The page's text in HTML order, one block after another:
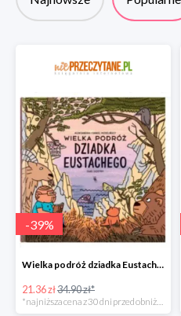
-39%
Wielka podróż dziadka Eustachego
21.36 zł34.90 zł*
*najniższa cena z 30 dni przed obniżką